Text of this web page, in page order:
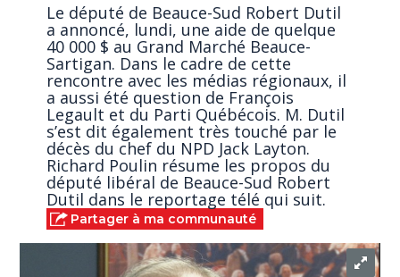
Le député de Beauce-Sud Robert Dutil
a annoncé, lundi, une aide de quelque
40 000 $ au Grand Marché Beauce-
Sartigan. Dans le cadre de cette
rencontre avec les médias régionaux, il
a aussi été question de François
Legault et du Parti Québécois. M. Dutil
s’est dit également très touché par le
décès du chef du NPD Jack Layton.
Richard Poulin résume les propos du
député libéral de Beauce-Sud Robert
Dutil dans le reportage télé qui suit.
Partager à ma communauté